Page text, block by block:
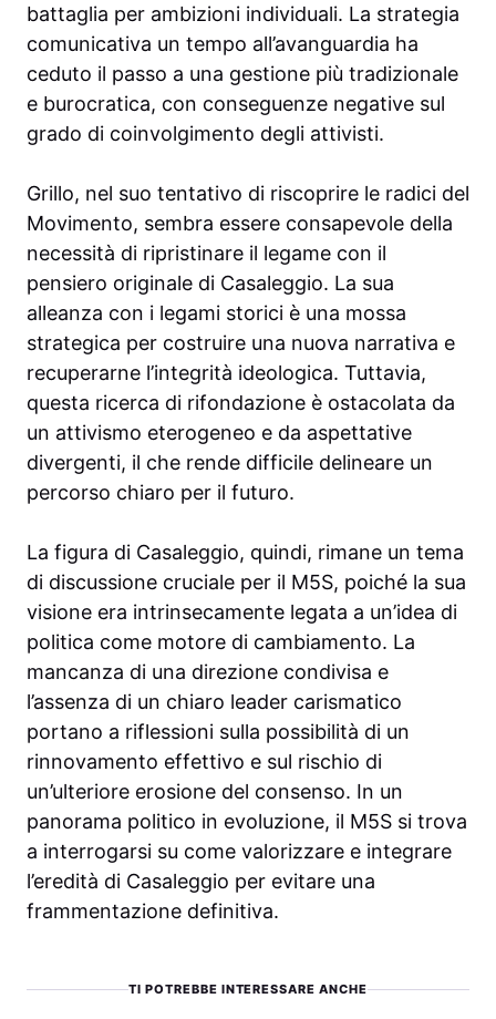
battaglia per ambizioni individuali. La strategia
comunicativa un tempo all’avanguardia ha
ceduto il passo a una gestione più tradizionale
e burocratica, con conseguenze negative sul
grado di coinvolgimento degli attivisti.
Grillo, nel suo tentativo di riscoprire le radici del
Movimento, sembra essere consapevole della
necessità di ripristinare il legame con il
pensiero originale di Casaleggio. La sua
alleanza con i legami storici è una mossa
strategica per costruire una nuova narrativa e
recuperarne l’integrità ideologica. Tuttavia,
questa ricerca di rifondazione è ostacolata da
un attivismo eterogeneo e da aspettative
divergenti, il che rende difficile delineare un
percorso chiaro per il futuro.
La figura di Casaleggio, quindi, rimane un tema
di discussione cruciale per il M5S, poiché la sua
visione era intrinsecamente legata a un’idea di
politica come motore di cambiamento. La
mancanza di una direzione condivisa e
l’assenza di un chiaro leader carismatico
portano a riflessioni sulla possibilità di un
rinnovamento effettivo e sul rischio di
un’ulteriore erosione del consenso. In un
panorama politico in evoluzione, il M5S si trova
a interrogarsi su come valorizzare e integrare
l’eredità di Casaleggio per evitare una
frammentazione definitiva.
TI POTREBBE INTERESSARE ANCHE